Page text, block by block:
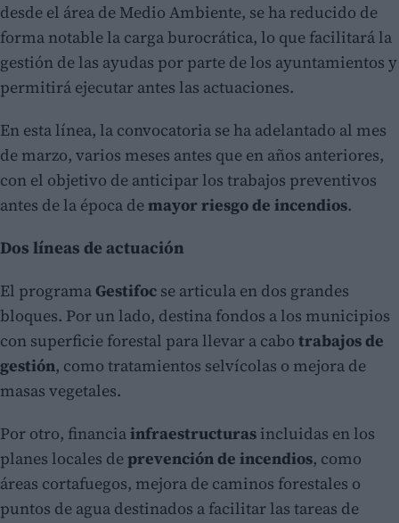
desde el área de Medio Ambiente, se ha reducido de
forma notable la carga burocrática, lo que facilitará la
gestión de las ayudas por parte de los ayuntamientos y
permitirá ejecutar antes las actuaciones.
En esta línea, la convocatoria se ha adelantado al mes
de marzo, varios meses antes que en años anteriores,
con el objetivo de anticipar los trabajos preventivos
antes de la época demayor riesgo de incendios.
Dos líneas de actuación
El programa Gestifoc se articula en dos grandes
bloques. Por un lado, destina fondos a los municipios
con superficie forestal para llevar a cabo trabajos de
gestión, como tratamientos selvícolas o mejora de
masas vegetales.
Por otro, financiainfraestructuras incluidas en los
planes locales deprevención de incendios, como
áreas cortafuegos, mejora de caminos forestales o
puntos de agua destinados a facilitar las tareas de